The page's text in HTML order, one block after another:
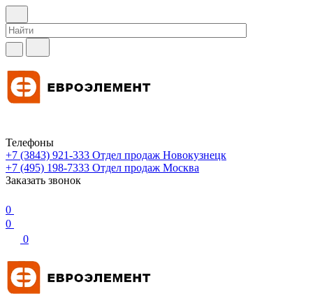
Телефоны
+7 (3843) 921-333 Отдел продаж Новокузнецк
+7 (495) 198-7333 Отдел продаж Москва
Заказать звонок
0
0
0